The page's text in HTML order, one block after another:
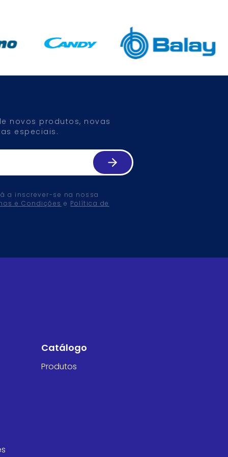
novos produtos, novas
especiais.
a inscrever-se na nossa
e Condições e Política de
Catálogo
Produtos